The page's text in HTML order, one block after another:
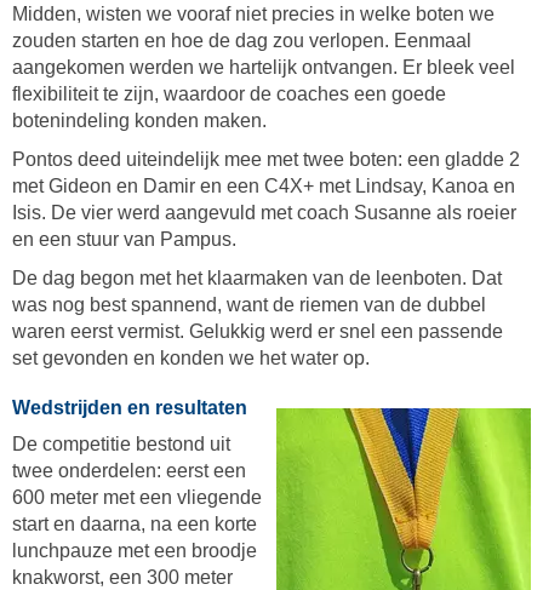
Midden, wisten we vooraf niet precies in welke boten we
zouden starten en hoe de dag zou verlopen. Eenmaal
aangekomen werden we hartelijk ontvangen. Er bleek veel
flexibiliteit te zijn, waardoor de coaches een goede
botenindeling konden maken.
Pontos deed uiteindelijk mee met twee boten: een gladde 2
met Gideon en Damir en een C4X+ met Lindsay, Kanoa en
Isis. De vier werd aangevuld met coach Susanne als roeier
en een stuur van Pampus.
De dag begon met het klaarmaken van de leenboten. Dat
was nog best spannend, want de riemen van de dubbel
waren eerst vermist. Gelukkig werd er snel een passende
set gevonden en konden we het water op.
Wedstrijden en resultaten
De competitie bestond uit
twee onderdelen: eerst een
600 meter met een vliegende
start en daarna, na een korte
lunchpauze met een broodje
knakworst, een 300 meter